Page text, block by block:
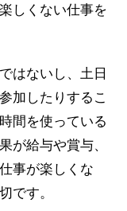
しくない仕事を
はないし、土日
加したりするこ
間を使っている
が給与や賞与、
事が楽しくな
です。